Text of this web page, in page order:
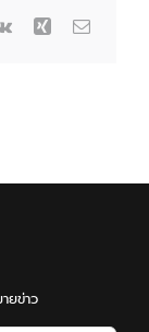
Vk Xing Email
ยข่าว